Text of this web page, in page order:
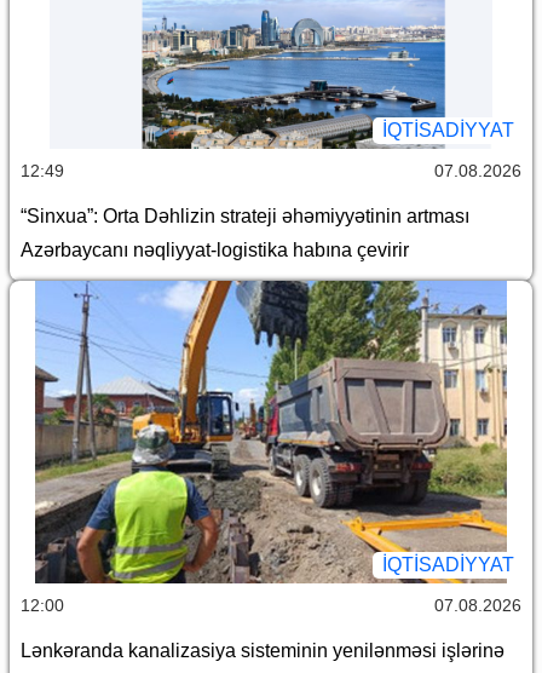
İQTİSADİYYAT
12:49 07.08.2026
“Sinxua”: Orta Dəhlizin strateji əhəmiyyətinin artması
Azərbaycanı nəqliyyat-logistika habına çevirir
İQTİSADİYYAT
12:00 07.08.2026
Lənkəranda kanalizasiya sisteminin yenilənməsi işlərinə